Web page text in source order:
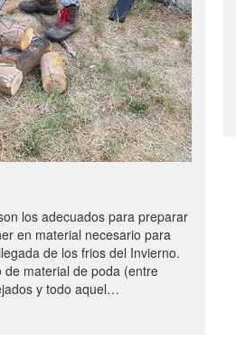
los adecuados para preparar
en material necesario para
de los frios del Invierno.
material de poda (entre
y todo aquel…